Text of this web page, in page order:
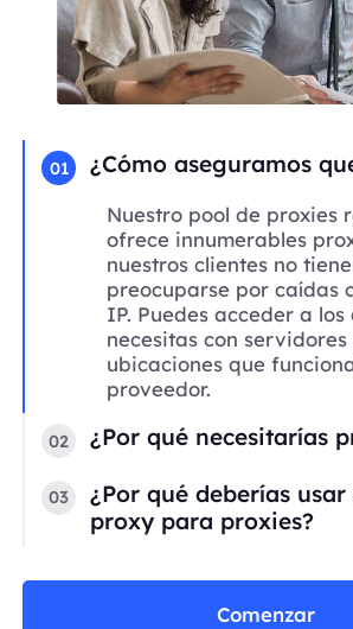
01 ¿Cómo aseguramos
Nuestro pool de proxies
ofrece innumerables
nuestros clientes no
preocuparse por caídas
IP. Puedes acceder a los
necesitas con
ubicaciones que
proveedor.
02 ¿Por qué necesitarías
03
¿Por qué deberías
proxy para proxies?
Comenzar